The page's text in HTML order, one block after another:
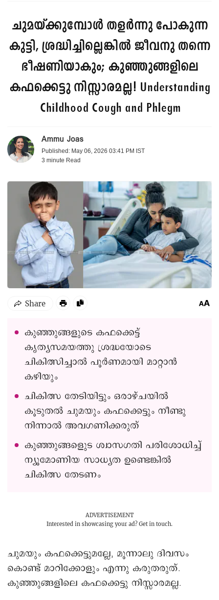
ചുമയ്ക്കുമ്പോൾ തളർന്നു പോകുന്ന
കുട്ടി, ശ്രദ്ധിച്ചില്ലെങ്കില്‍ ജീവനു തന്നെ
ഭീഷണിയാകും; കുഞ്ഞുങ്ങളിലെ
കഫക്കെട്ടു നിസ്സാരമല്ല! Understanding
Childhood Cough and Phlegm
Ammu Joas
Published: May 06, 2026 03:41 PM IST
3 minute Read
കുഞ്ഞുങ്ങളുടെ കഫക്കെട്ട്
കൃത്യസമയത്തു ശ്രദ്ധയോടെ
ചികിത്സിച്ചാൽ പൂർണമായി മാറ്റാൻ
കഴിയും
ചികിത്സ തേടിയിട്ടും ഒരാഴ്‌ചയിൽ
കൂടുതൽ ചുമയും കഫക്കെട്ടും നീണ്ടു
നിന്നാൽ അവഗണിക്കരുത്
കുഞ്ഞുങ്ങളുെട ശ്വാസഗതി പരിശോധിച്ച്
ന്യൂമോണിയ സാധ്യത ഉണ്ടെങ്കിൽ
ചികിത്സ തേടണം
ADVERTISEMENT
Interested in showcasing your ad? Get in touch.
ചുമയും കഫക്കെട്ടുമല്ലേ, മൂന്നാലു ദിവസം
കൊണ്ട് മാറിക്കോളും എന്നു കരുതരുത്.
കുഞ്ഞുങ്ങളിലെ കഫക്കെട്ടു നിസ്സാരമല്ല.